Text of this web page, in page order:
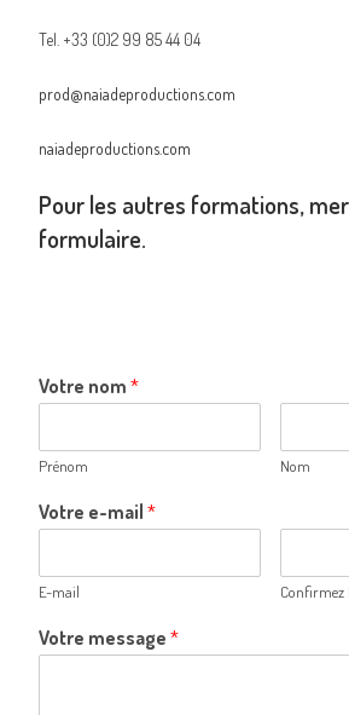
Tel. +33 (0)2 99 85 44 04
prod@naiadeproductions.com
naiadeproductions.com
Pour les autres formations,
formulaire.
Votre nom*
Prénom Nom
Votre e-mail*
E-mail Confirmez
Votre message*